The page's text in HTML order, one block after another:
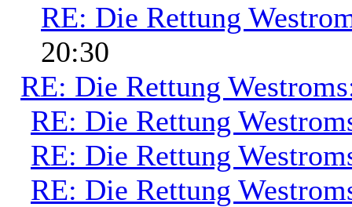
RE: Die Rettung
20:30
RE: Die Rettung
RE: Die Rettung
RE: Die Rettung
RE: Die Rettung